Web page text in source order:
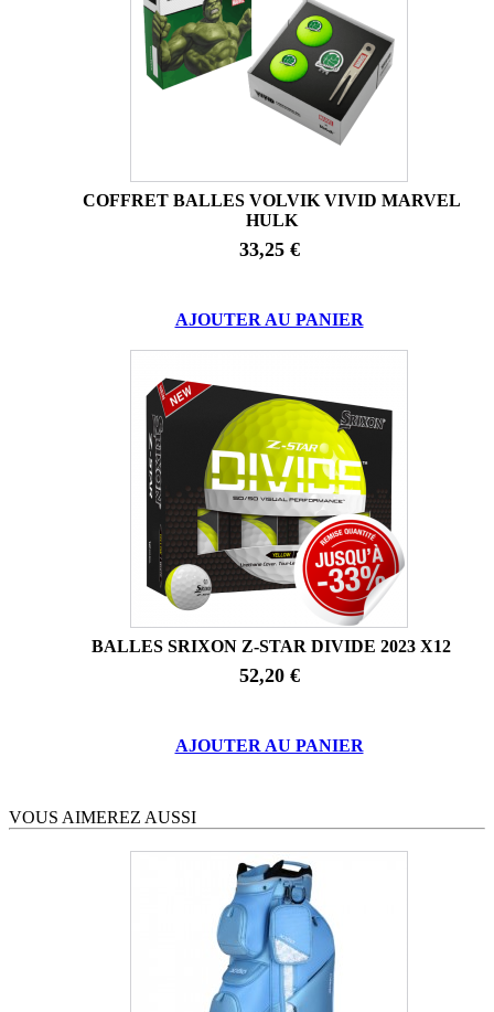
COFFRET BALLES VOLVIK VIVID MARVEL
HULK
33,25 €
AJOUTER AU PANIER
BALLES SRIXON Z-STAR DIVIDE 2023 X12
52,20 €
AJOUTER AU PANIER
VOUS AIMEREZ AUSSI